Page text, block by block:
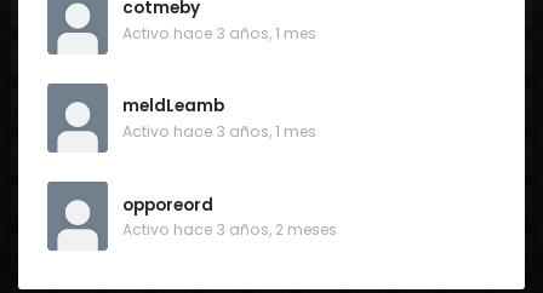
cotmeby
Activo hace 3 años, 1 mes
meldLeamb
Activo hace 3 años, 1 mes
opporeord
Activo hace 3 años, 2 meses